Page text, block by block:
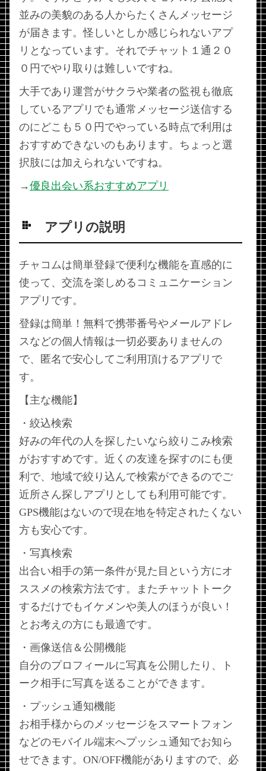
並みの美貌のある人からたくさんメッセージ
が届きます。怪しいとしか感じられないアプ
リとなっています。それでチャット１通２０
０円でやり取りは難しいですね。
大手であり運営がサクラや業者の監視も徹底
しているアプリでも通常メッセージ送信する
のにどこも５０円でやっている時点で利用は
おすすめできないのもあります。ちょっと選
択肢には加えられないですね。
→優良出会い系おすすめアプリ
アプリの説明
チャコムは簡単登録で便利な機能を直感的に
使って、交流を楽しめるコミュニケーション
アプリです。
登録は簡単！無料で携帯番号やメールアドレ
スなどの個人情報は一切必要ありませんの
で、匿名で安心してご利用頂けるアプリで
す。
【主な機能】
・絞込検索
好みの年代の人を探したいなら絞りこみ検索
がおすすめです。近くの友達を探すのにも便
利で、地域で絞り込んで検索ができるのでご
近所さん探しアプリとしても利用可能です。
GPS機能はないので現在地を特定されたくない
方も安心です。
・写真検索
出合い相手の第一条件が見た目という方にオ
ススメの検索方法です。またチャットトーク
するだけでもイケメンや美人のほうが良い！
とお考えの方にも最適です。
・画像送信＆公開機能
自分のプロフィールに写真を公開したり、ト
ーク相手に写真を送ることができます。
・プッシュ通知機能
お相手様からのメッセージをスマートフォン
などのモバイル端末へプッシュ通知でお知ら
せできます。ON/OFF機能がありますので、必